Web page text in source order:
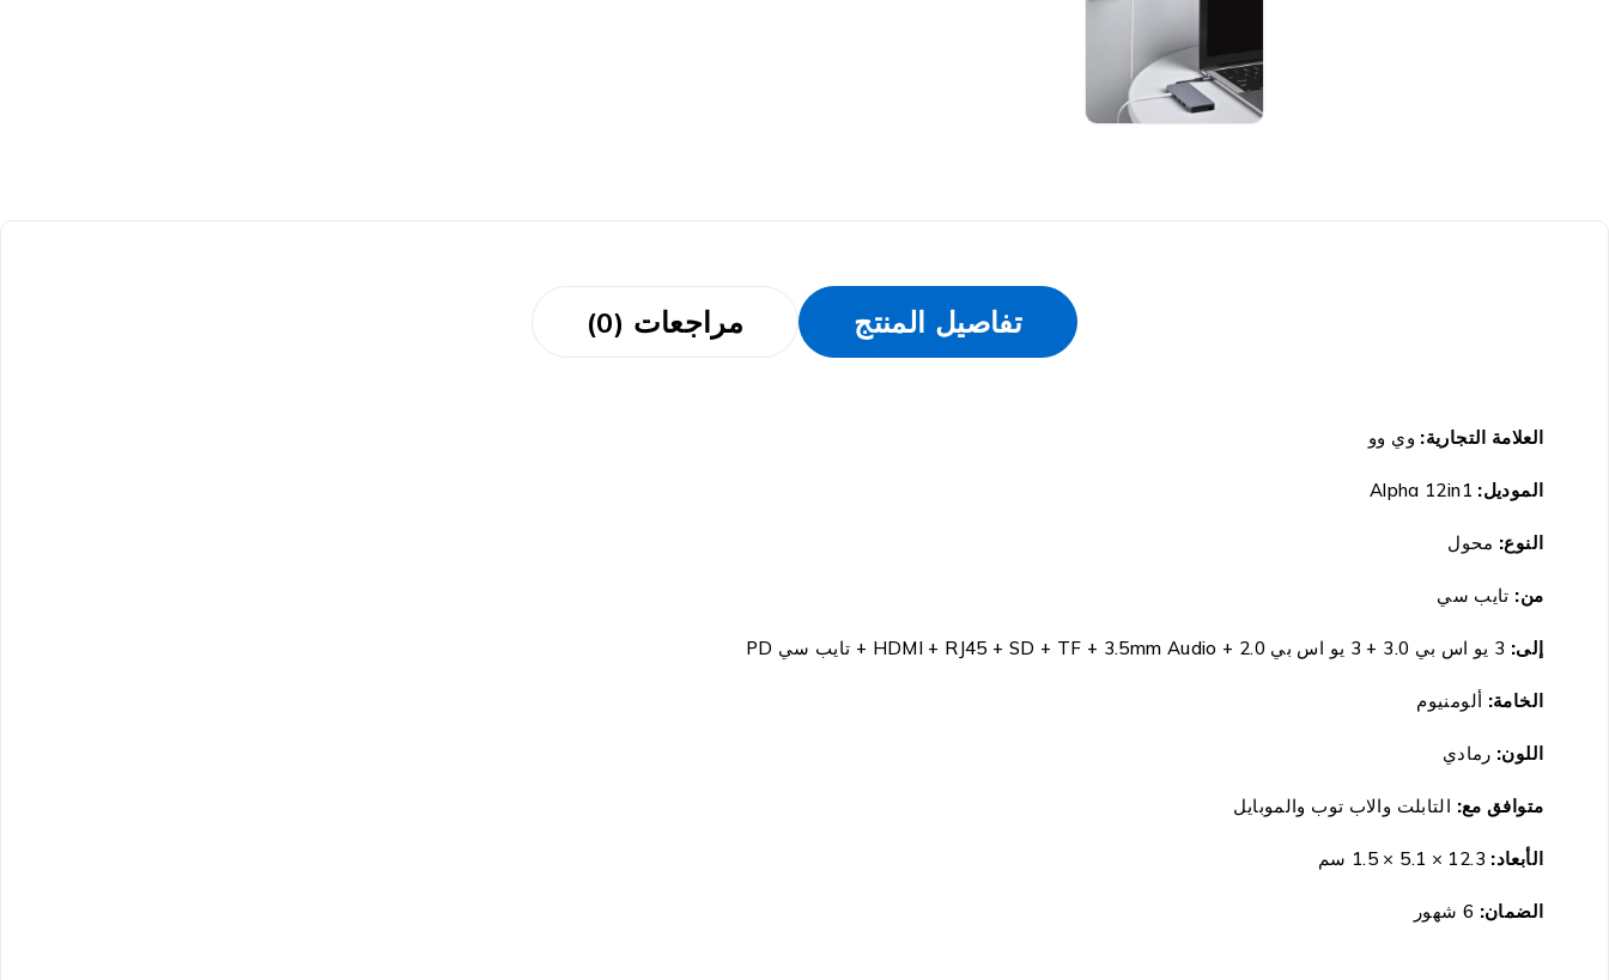
تفاصيل المنتج مراجعات (0)
العلامة التجارية: وي وو
الموديل:
النوع: محول
من: تايب سي
إلى: 3 يو اس بي 3.0 + 3 يو اس بي 2.0 + HDMI + RJ45 + SD + TF + 3.5mm Audio + تايب سي PD
الخامة: ألومنيوم
اللون: رمادي
متوافق مع: التابلت والاب توب والموبايل
الأبعاد:
الضمان: